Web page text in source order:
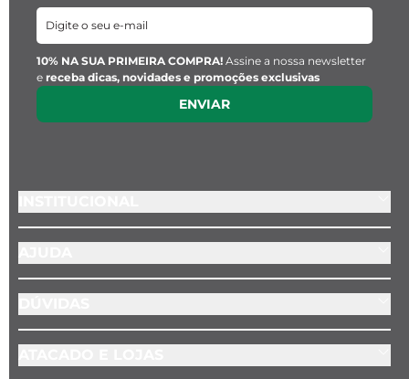
10% NA SUA PRIMEIRA COMPRA! Assine a nossa newsletter
e receba dicas, novidades e promoções exclusivas
ENVIAR